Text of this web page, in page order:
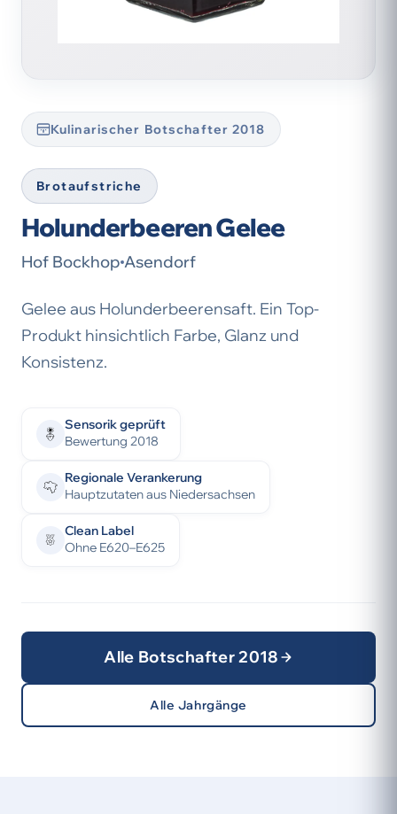
Kulinarischer Botschafter 2018
Brotaufstriche
Holunderbeeren Gelee
Hof Bockhop Asendorf
Gelee aus Holunderbeerensaft. Ein Top-
Produkt hinsichtlich Farbe, Glanz und
Konsistenz.
Sensorik geprüft
Bewertung 2018
Regionale Verankerung
Hauptzutaten aus Niedersachsen
Clean Label
Ohne E620–E625
Alle Botschafter 2018
Alle Jahrgänge